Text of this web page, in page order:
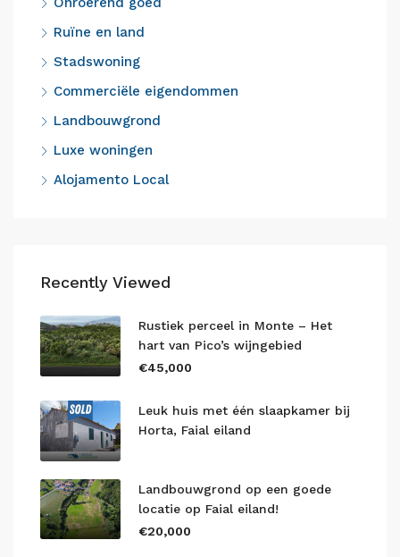
Ruïne en land
Stadswoning
Commerciële eigendommen
Landbouwgrond
Luxe woningen
Alojamento Local
Recently Viewed
Rustiek perceel in Monte – Het
hart van Pico’s wijngebied
€45,000
Leuk huis met één slaapkamer bij
Horta, Faial eiland
Landbouwgrond op een goede
locatie op Faial eiland!
€20,000